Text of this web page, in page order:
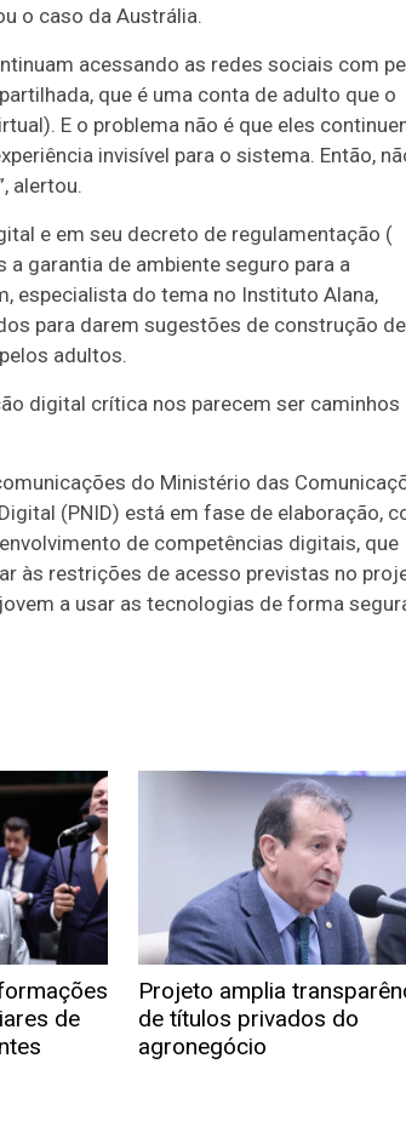
o caso da Austrália.
acessando as redes sociais com
que é uma conta de adulto que o
E o problema não é que eles
invisível para o sistema. Então,
alertou.
e em seu decreto de regulamentação (
garantia de ambiente seguro para a
especialista do tema no Instituto Alana,
para darem sugestões de construção de
adultos.
digital crítica nos parecem ser caminhos
do Ministério das
(PNID) está em fase de elaboração,
de competências digitais, que
às restrições de acesso previstas no
a usar as tecnologias de forma
de
Projeto amplia
de títulos privados do
agronegócio